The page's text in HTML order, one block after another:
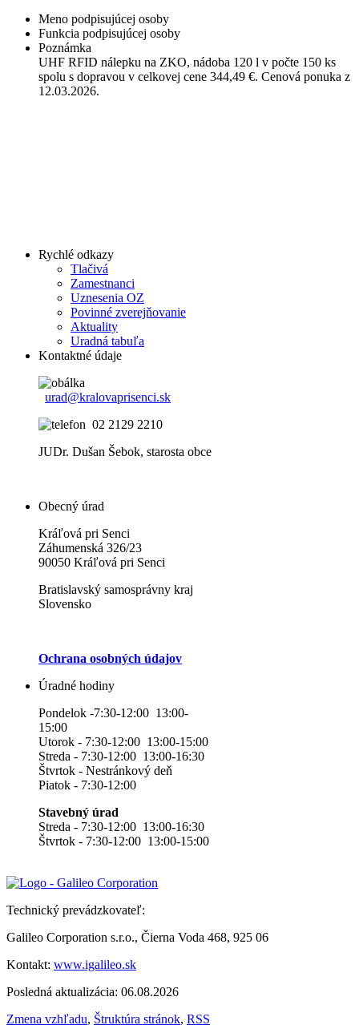
Meno podpisujúcej osoby
Funkcia podpisujúcej osoby
Poznámka
UHF RFID nálepku na ZKO, nádoba 120 l v počte 150 ks
spolu s dopravou v celkovej cene 344,49 €. Cenová ponuka z
12.03.2026.
Rychlé odkazy
Tlačivá
Zamestnanci
Uznesenia OZ
Povinné zverejňovanie
Aktuality
Uradná tabuľa
Kontaktné údaje
urad@kralovaprisenci.sk
02 2129 2210
JUDr. Dušan Šebok, starosta obce
Obecný úrad
Kráľová pri Senci
Záhumenská 326/23
90050 Kráľová pri Senci
Bratislavský samosprávny kraj
Slovensko
Ochrana osobných údajov
Úradné hodiny
Pondelok -7:30-12:00 13:00-
15:00
Utorok - 7:30-12:00 13:00-15:00
Streda - 7:30-12:00 13:00-16:30
Štvrtok - Nestránkový deň
Piatok - 7:30-12:00
Stavebný úrad
Streda - 7:30-12:00 13:00-16:30
Štvrtok - 7:30-12:00 13:00-15:00
Technický prevádzkovateľ:
Galileo Corporation s.r.o., Čierna Voda 468, 925 06
Kontakt: www.igalileo.sk
Posledná aktualizácia: 06.08.2026
Zmena vzhľadu, Štruktúra stránok, RSS